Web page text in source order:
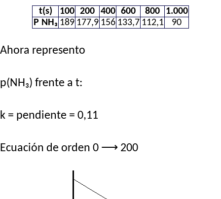
t(s) 100 200 400 600 800
1.000
P NH₃ 189 177,9 156 133,7 112,1 90
Ahora represento
p(NH₃) frente a t:
k = pendiente = 0,11
Ecuación de orden 0 ⟶ 200